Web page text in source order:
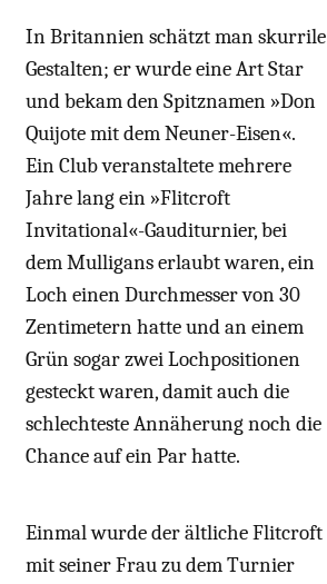
In Britannien schätzt man skurrile
Gestalten; er wurde eine Art Star
und bekam den Spitznamen »Don
Quijote mit dem Neuner-Eisen«.
Ein Club veranstaltete mehrere
Jahre lang ein »Flitcroft
Invitational«-Gauditurnier, bei
dem Mulligans erlaubt waren, ein
Loch einen Durchmesser von 30
Zentimetern hatte und an einem
Grün sogar zwei Lochpositionen
gesteckt waren, damit auch die
schlechteste Annäherung noch die
Chance auf ein Par hatte.
Einmal wurde der ältliche Flitcroft
mit seiner Frau zu dem Turnier